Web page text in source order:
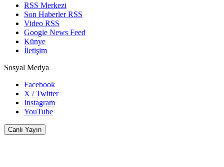
RSS Merkezi
Son Haberler RSS
Video RSS
Google News Feed
Künye
İletişim
Sosyal Medya
Facebook
X / Twitter
Instagram
YouTube
Canlı Yayın